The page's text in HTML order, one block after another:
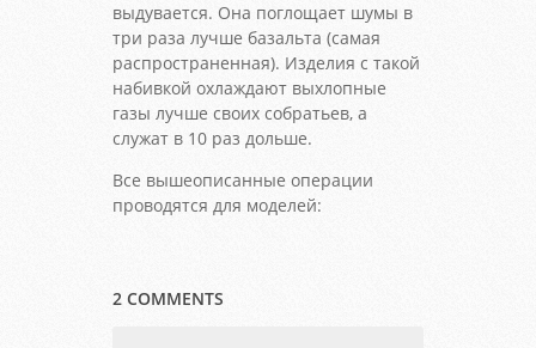
выдувается. Она поглощает шумы в
три раза лучше базальта (самая
распространенная). Изделия с такой
набивкой охлаждают выхлопные
газы лучше своих собратьев, а
служат в 10 раз дольше.
Все вышеописанные операции
проводятся для моделей:
2 COMMENTS